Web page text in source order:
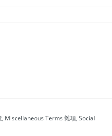
, Miscellaneous Terms 雜項, Social